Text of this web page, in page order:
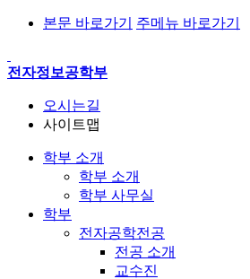
본문 바로가기 주메뉴 바로가기
전자정보공학부
오시는길
사이트맵
학부 소개
학부 소개
학부 사무실
학부
전자공학전공
전공 소개
교수진